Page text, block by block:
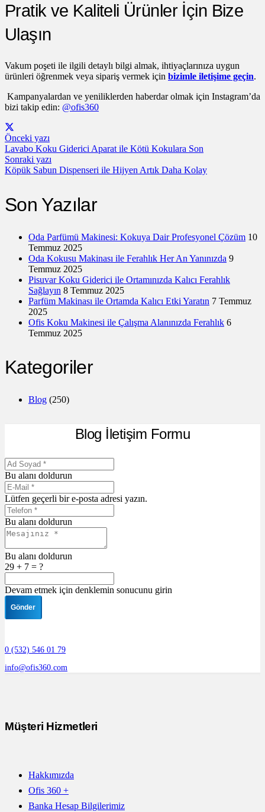
Pratik ve Kaliteli Ürünler İçin Bize
Ulaşın
Vakum poşeti ile ilgili detaylı bilgi almak, ihtiyaçlarınıza uygun
ürünleri öğrenmek veya sipariş vermek için bizimle iletişime geçin.
Kampanyalardan ve yeniliklerden haberdar olmak için Instagram’da
bizi takip edin: @ofis360
Önceki yazı
Lavabo Koku Giderici Aparat ile Kötü Kokulara Son
Sonraki yazı
Köpük Sabun Dispenseri ile Hijyen Artık Daha Kolay
Son Yazılar
Oda Parfümü Makinesi: Kokuya Dair Profesyonel Çözüm 10
Temmuz 2025
Oda Kokusu Makinası ile Ferahlık Her An Yanınızda 9
Temmuz 2025
Pisuvar Koku Giderici ile Ortamınızda Kalıcı Ferahlık
Sağlayın 8 Temmuz 2025
Parfüm Makinası ile Ortamda Kalıcı Etki Yaratın 7 Temmuz
2025
Ofis Koku Makinesi ile Çalışma Alanınızda Ferahlık 6
Temmuz 2025
Kategoriler
Blog (250)
Blog İletişim Formu
Bu alanı doldurun
Lütfen geçerli bir e-posta adresi yazın.
Bu alanı doldurun
Bu alanı doldurun
29 + 7 = ?
Devam etmek için denklemin sonucunu girin
Gönder
0 (532) 546 01 79
info@ofis360.com
Müşteri Hizmetleri
Hakkımızda
Ofis 360 +
Banka Hesap Bilgilerimiz